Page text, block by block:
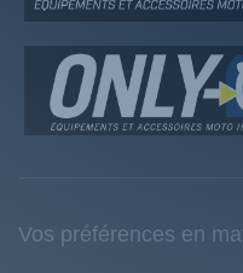
Vos préférences en